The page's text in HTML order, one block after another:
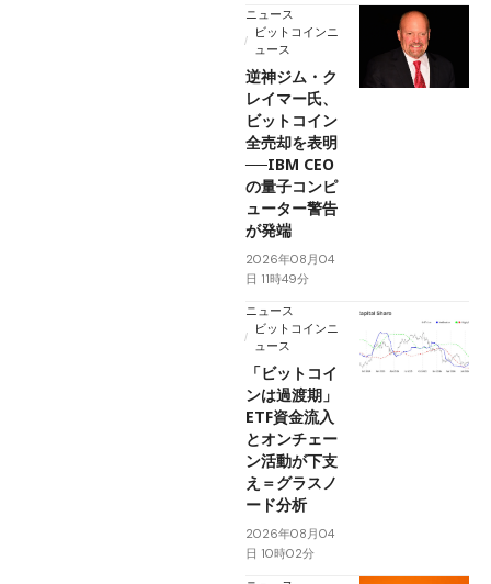
ニュース
ビットコインニ
ュース
逆神ジム・ク
レイマー氏、
ビットコイン
全売却を表明
──IBM CEO
の量子コンピ
ューター警告
が発端
2026年08月04
日 11時49分
ニュース
ビットコインニ
ュース
「ビットコイ
ンは過渡期」
ETF資金流入
とオンチェー
ン活動が下支
え＝グラスノ
ード分析
2026年08月04
日 10時02分